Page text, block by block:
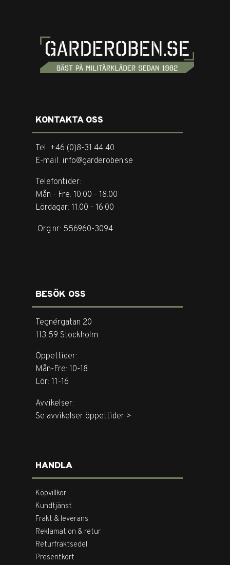
KONTAKTA OSS
Tel. +46 (0)8-31 44 40
E-mail. info@garderoben.se
Telefontider:
Mån - Fre: 10.00 - 18.00
Lördagar: 11.00 - 16.00
Org.nr: 556960-3094
BESÖK OSS
Tegnérgatan 20
113 59 Stockholm
Öppettider:
Mån-Fre: 10-18
Lör: 11-16
Avvikelser:
Se avvikelser öppettider >
HANDLA
Köpvillkor
Kundtjänst
Frakt & leverans
Reklamation & retur
Returfraktsedel
Presentkort